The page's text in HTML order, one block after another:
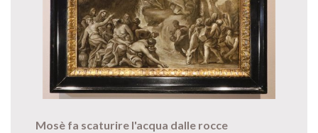
Mosè fa scaturire l'acqua dalle rocce